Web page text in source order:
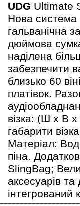
UDG Ultimate
Нова система
гальванічна
дюймова
наділена
забезпечити
близько 60
платівок.
візка: (Ш х В
габарити
Матеріал:
піна.
SlingBag;
аксесуарів та
інтегрований